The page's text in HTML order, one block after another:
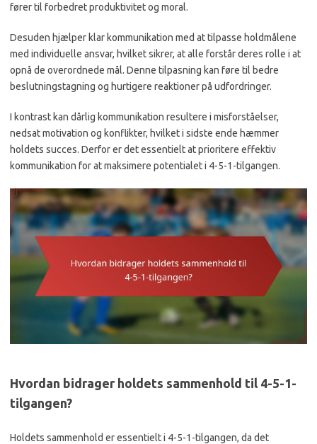
fører til forbedret produktivitet og moral.
Desuden hjælper klar kommunikation med at tilpasse holdmålene
med individuelle ansvar, hvilket sikrer, at alle forstår deres rolle i at
opnå de overordnede mål. Denne tilpasning kan føre til bedre
beslutningstagning og hurtigere reaktioner på udfordringer.
I kontrast kan dårlig kommunikation resultere i misforståelser,
nedsat motivation og konflikter, hvilket i sidste ende hæmmer
holdets succes. Derfor er det essentielt at prioritere effektiv
kommunikation for at maksimere potentialet i 4-5-1-tilgangen.
Hvordan bidrager holdets sammenhold til 4-5-1-
tilgangen?
Holdets sammenhold er essentielt i 4-5-1-tilgangen, da det